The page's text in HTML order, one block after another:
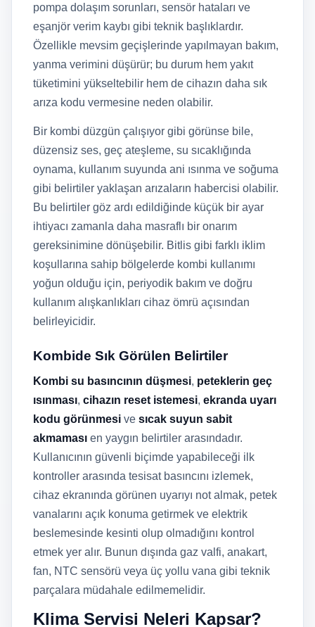
pompa dolaşım sorunları, sensör hataları ve
eşanjör verim kaybı gibi teknik başlıklardır.
Özellikle mevsim geçişlerinde yapılmayan bakım,
yanma verimini düşürür; bu durum hem yakıt
tüketimini yükseltebilir hem de cihazın daha sık
arıza kodu vermesine neden olabilir.
Bir kombi düzgün çalışıyor gibi görünse bile,
düzensiz ses, geç ateşleme, su sıcaklığında
oynama, kullanım suyunda ani ısınma ve soğuma
gibi belirtiler yaklaşan arızaların habercisi olabilir.
Bu belirtiler göz ardı edildiğinde küçük bir ayar
ihtiyacı zamanla daha masraflı bir onarım
gereksinimine dönüşebilir. Bitlis gibi farklı iklim
koşullarına sahip bölgelerde kombi kullanımı
yoğun olduğu için, periyodik bakım ve doğru
kullanım alışkanlıkları cihaz ömrü açısından
belirleyicidir.
Kombide Sık Görülen Belirtiler
Kombi su basıncının düşmesi, peteklerin geç
ısınması, cihazın reset istemesi, ekranda uyarı
kodu görünmesi ve sıcak suyun sabit
akmaması en yaygın belirtiler arasındadır.
Kullanıcının güvenli biçimde yapabileceği ilk
kontroller arasında tesisat basıncını izlemek,
cihaz ekranında görünen uyarıyı not almak, petek
vanalarını açık konuma getirmek ve elektrik
beslemesinde kesinti olup olmadığını kontrol
etmek yer alır. Bunun dışında gaz valfi, anakart,
fan, NTC sensörü veya üç yollu vana gibi teknik
parçalara müdahale edilmemelidir.
Klima Servisi Neleri Kapsar?